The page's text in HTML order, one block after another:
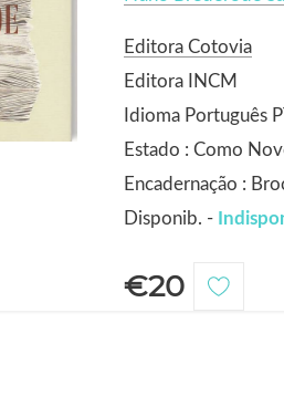
Editora Cotovia
Editora INCM
Idioma Português
Estado : Como
Encadernação :
Disponib. -
€20